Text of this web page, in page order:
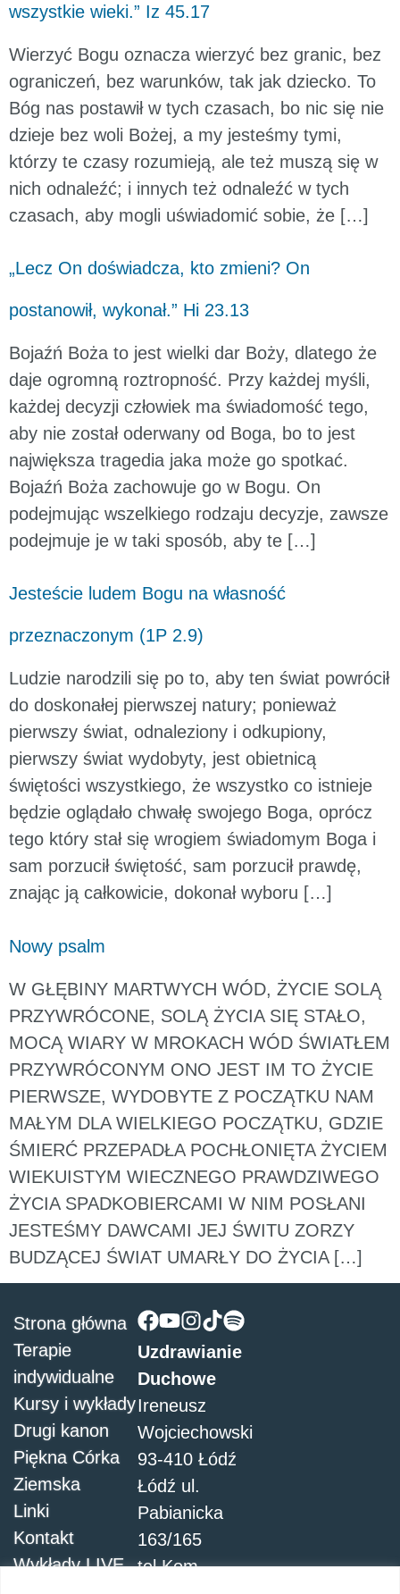
wszystkie wieki.” Iz 45.17
Wierzyć Bogu oznacza wierzyć bez granic, bez
ograniczeń, bez warunków, tak jak dziecko. To
Bóg nas postawił w tych czasach, bo nic się nie
dzieje bez woli Bożej, a my jesteśmy tymi,
którzy te czasy rozumieją, ale też muszą się w
nich odnaleźć; i innych też odnaleźć w tych
czasach, aby mogli uświadomić sobie, że […]
„Lecz On doświadcza, kto zmieni? On
postanowił, wykonał.” Hi 23.13
Bojaźń Boża to jest wielki dar Boży, dlatego że
daje ogromną roztropność. Przy każdej myśli,
każdej decyzji człowiek ma świadomość tego,
aby nie został oderwany od Boga, bo to jest
największa tragedia jaka może go spotkać.
Bojaźń Boża zachowuje go w Bogu. On
podejmując wszelkiego rodzaju decyzje, zawsze
podejmuje je w taki sposób, aby te […]
Jesteście ludem Bogu na własność
przeznaczonym (1P 2.9)
Ludzie narodzili się po to, aby ten świat powrócił
do doskonałej pierwszej natury; ponieważ
pierwszy świat, odnaleziony i odkupiony,
pierwszy świat wydobyty, jest obietnicą
świętości wszystkiego, że wszystko co istnieje
będzie oglądało chwałę swojego Boga, oprócz
tego który stał się wrogiem świadomym Boga i
sam porzucił świętość, sam porzucił prawdę,
znając ją całkowicie, dokonał wyboru […]
Nowy psalm
W GŁĘBINY MARTWYCH WÓD, ŻYCIE SOLĄ
PRZYWRÓCONE, SOLĄ ŻYCIA SIĘ STAŁO,
MOCĄ WIARY W MROKACH WÓD ŚWIATŁEM
PRZYWRÓCONYM ONO JEST IM TO ŻYCIE
PIERWSZE, WYDOBYTE Z POCZĄTKU NAM
MAŁYM DLA WIELKIEGO POCZĄTKU, GDZIE
ŚMIERĆ PRZEPADŁA POCHŁONIĘTA ŻYCIEM
WIEKUISTYM WIECZNEGO PRAWDZIWEGO
ŻYCIA SPADKOBIERCAMI W NIM POSŁANI
JESTEŚMY DAWCAMI JEJ ŚWITU ZORZY
BUDZĄCEJ ŚWIAT UMARŁY DO ŻYCIA […]
Uzdrawianie
Duchowe
Ireneusz
Wojciechowski
93-410 Łódź
Łódź ul.
Pabianicka
163/165
tel.Kom.
Strona główna
Terapie
indywidualne
Kursy i wykłady
Drugi kanon
Piękna Córka
Ziemska
Linki
Kontakt
Wykłady LIVE